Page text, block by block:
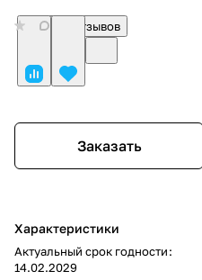
Нет отзывов
Заказать
Характеристики
Актуальный срок годности:
14.02.2029